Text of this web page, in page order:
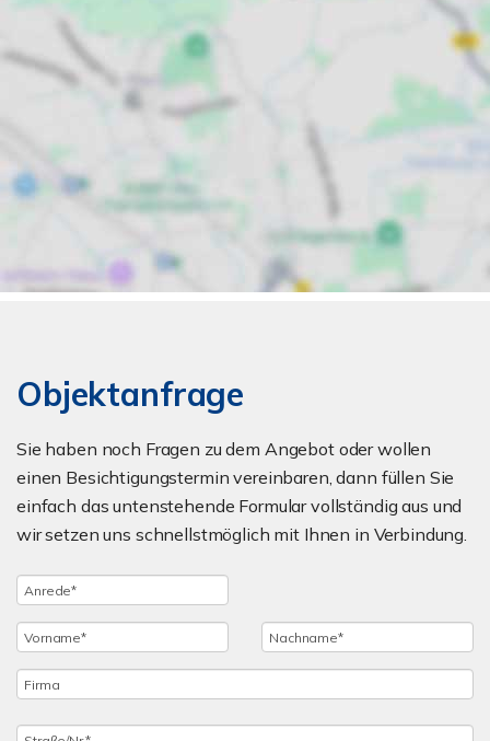
Objektanfrage
Sie haben noch Fragen zu dem Angebot oder wollen
einen Besichtigungstermin vereinbaren, dann füllen Sie
einfach das untenstehende Formular vollständig aus und
wir setzen uns schnellstmöglich mit Ihnen in Verbindung.